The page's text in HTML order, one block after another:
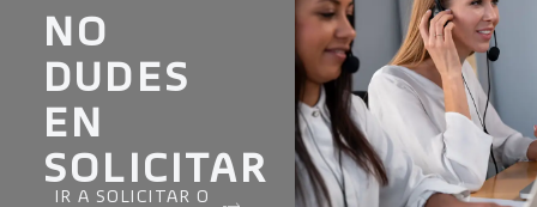
NO
DUDES
EN
SOLICITAR
IR A SOLICITAR O